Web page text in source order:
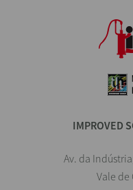
IMPROVED
Av. da
Vale de